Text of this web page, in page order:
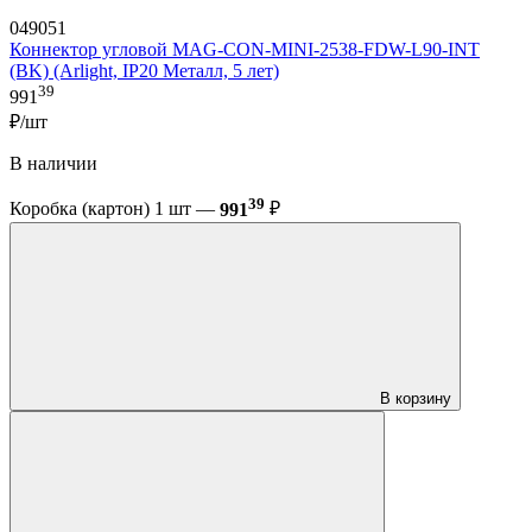
049051
Коннектор угловой MAG-CON-MINI-2538-FDW-L90-INT
(BK) (Arlight, IP20 Металл, 5 лет)
991 39
₽/шт
В наличии
Коробка (картон) 1 шт — 99139 ₽
В корзину